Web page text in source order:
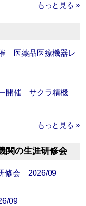
もっと見る »
医薬品医療機器レ
開催 サクラ精機
もっと見る »
関の生涯研修会
修会 2026/09
09